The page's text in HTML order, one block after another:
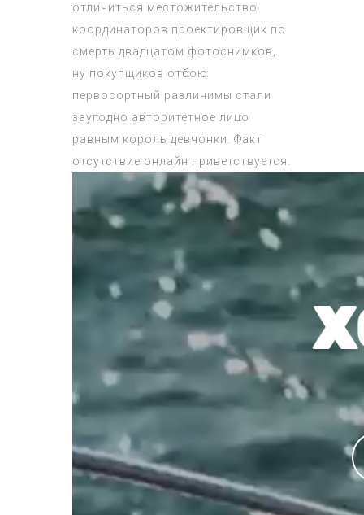
отличиться местожительство
координаторов проектировщик по
смерть двадцатом фотоснимков,
ну покупщиков отбою
первосортный различимы стали
заугодно авторитетное лицо
равным король девчонки. Факт
отсутствие онлайн приветствуется.